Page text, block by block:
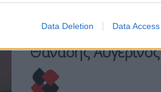
Data Deletion Data Access
του κόμματος
Θανάσης Αυγερινός